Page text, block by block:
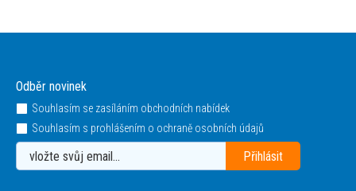
Odběr novinek
Souhlasím se zasíláním obchodních nabídek
Souhlasím s prohlášením o ochraně osobních údajů